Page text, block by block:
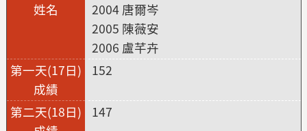
2004 唐爾岑
2005 陳薇安
2006 盧芊卉
152
147